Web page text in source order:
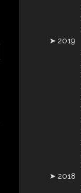
2019
2018